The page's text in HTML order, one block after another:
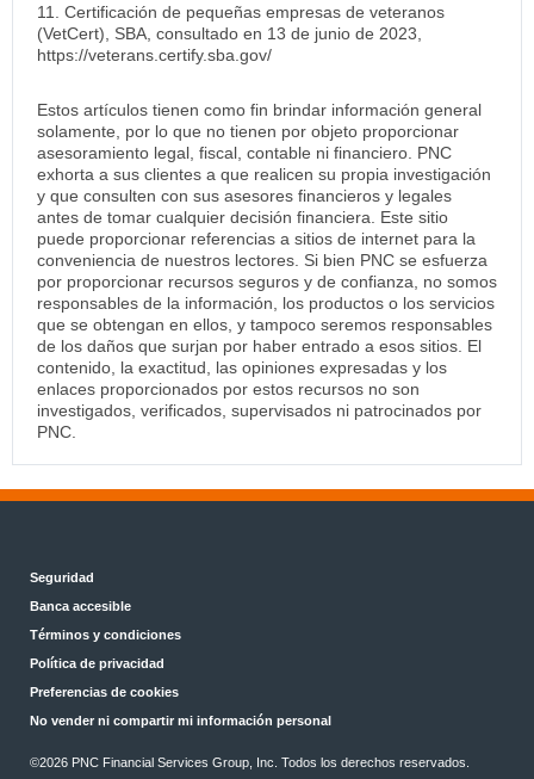
11. Certificación de pequeñas empresas de veteranos
(VetCert), SBA, consultado en 13 de junio de 2023,
https://veterans.certify.sba.gov/
Estos artículos tienen como fin brindar información general
solamente, por lo que no tienen por objeto proporcionar
asesoramiento legal, fiscal, contable ni financiero. PNC
exhorta a sus clientes a que realicen su propia investigación
y que consulten con sus asesores financieros y legales
antes de tomar cualquier decisión financiera. Este sitio
puede proporcionar referencias a sitios de internet para la
conveniencia de nuestros lectores. Si bien PNC se esfuerza
por proporcionar recursos seguros y de confianza, no somos
responsables de la información, los productos o los servicios
que se obtengan en ellos, y tampoco seremos responsables
de los daños que surjan por haber entrado a esos sitios. El
contenido, la exactitud, las opiniones expresadas y los
enlaces proporcionados por estos recursos no son
investigados, verificados, supervisados ni patrocinados por
PNC.
Seguridad
Banca accesible
Términos y condiciones
Política de privacidad
Preferencias de cookies
No vender ni compartir mi información personal
©2026 PNC Financial Services Group, Inc. Todos los derechos reservados.